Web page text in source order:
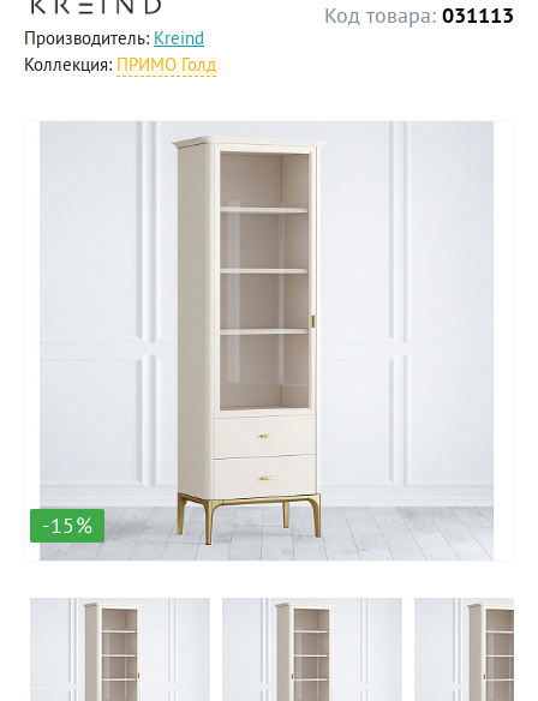
Код товара: 031113
Производитель: Kreind
Коллекция: ПРИМО Голд
-15%